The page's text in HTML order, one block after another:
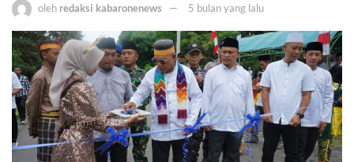
oleh redaksi kabaronenews 5 bulan yang lalu